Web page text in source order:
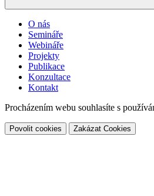
O nás
Semináře
Webináře
Projekty
Publikace
Konzultace
Kontakt
Procházením webu souhlasíte s
Povolit cookies Zakázat Cookies